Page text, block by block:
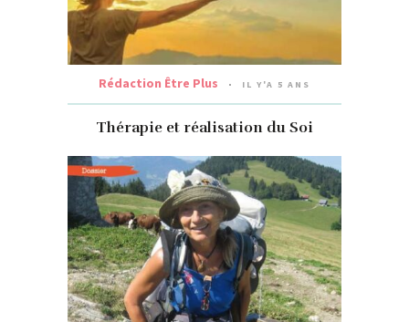
Rédaction Être Plus IL Y'A 5 ANS
Thérapie et réalisation du Soi